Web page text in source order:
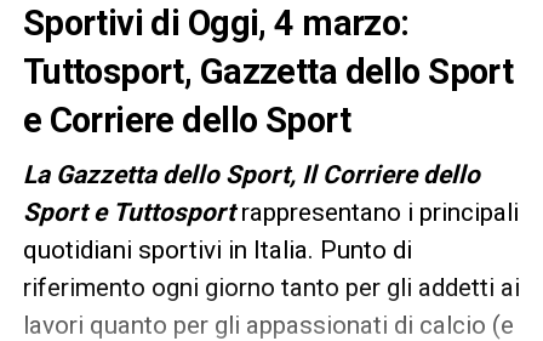
Sportivi di Oggi, 4 marzo:
Tuttosport, Gazzetta dello Sport
e Corriere dello Sport
La Gazzetta dello Sport, Il Corriere dello
Sport e Tuttosportrappresentano i principali
quotidiani sportivi in Italia. Punto di
riferimento ogni giorno tanto per gli addetti ai
lavori quanto per gli appassionati di calcio (e